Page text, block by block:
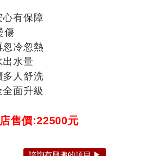
心有保障
傷
忽冷忽熱
出水量
多人舒洗
面升級
售價:22500元